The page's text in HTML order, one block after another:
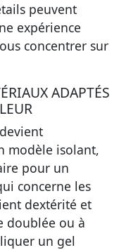
peuvent
expérience
concentrer sur
ADAPTÉS
modèle isolant,
pour un
concerne les
dextérité et
doublée ou à
un gel